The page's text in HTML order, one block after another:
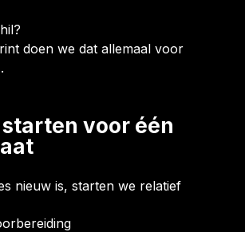
doen we dat allemaal voor
starten voor één
nieuw is, starten we relatief